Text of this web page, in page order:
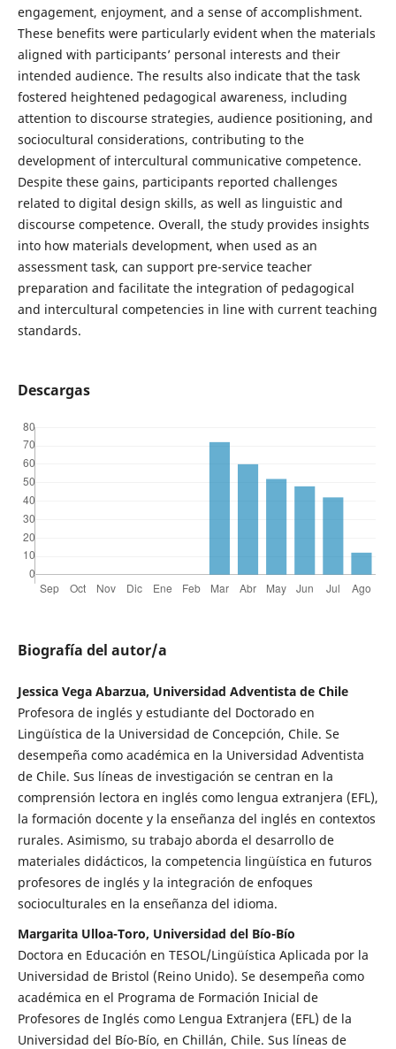
engagement, enjoyment, and a sense of accomplishment.
These benefits were particularly evident when the materials
aligned with participants’ personal interests and their
intended audience. The results also indicate that the task
fostered heightened pedagogical awareness, including
attention to discourse strategies, audience positioning, and
sociocultural considerations, contributing to the
development of intercultural communicative competence.
Despite these gains, participants reported challenges
related to digital design skills, as well as linguistic and
discourse competence. Overall, the study provides insights
into how materials development, when used as an
assessment task, can support pre-service teacher
preparation and facilitate the integration of pedagogical
and intercultural competencies in line with current teaching
standards.
Descargas
Biografía del autor/a
Jessica Vega Abarzua, Universidad Adventista de Chile
Profesora de inglés y estudiante del Doctorado en
Lingüística de la Universidad de Concepción, Chile. Se
desempeña como académica en la Universidad Adventista
de Chile. Sus líneas de investigación se centran en la
comprensión lectora en inglés como lengua extranjera (EFL),
la formación docente y la enseñanza del inglés en contextos
rurales. Asimismo, su trabajo aborda el desarrollo de
materiales didácticos, la competencia lingüística en futuros
profesores de inglés y la integración de enfoques
socioculturales en la enseñanza del idioma.
Margarita Ulloa-Toro, Universidad del Bío-Bío
Doctora en Educación en TESOL/Lingüística Aplicada por la
Universidad de Bristol (Reino Unido). Se desempeña como
académica en el Programa de Formación Inicial de
Profesores de Inglés como Lengua Extranjera (EFL) de la
Universidad del Bío-Bío, en Chillán, Chile. Sus líneas de